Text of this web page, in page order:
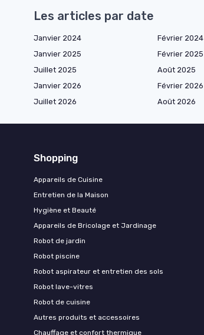
Les articles par date
Janvier 2024 Février 2024
Janvier 2025
Février 2025
Juillet 2025
Août 2025
Janvier 2026
Février 2026
Juillet 2026
Août 2026
Shopping
Appareils de Cuisine
Entretien de la Maison
Hygiène et Beauté
Appareils de Bricolage et Jardinage
Robot de jardin
Robot piscine
Robot aspirateur et entretien des sols
Robot lave-vitres
Robot de cuisine
Autres produits et accessoires
Chauffage et confort thermique